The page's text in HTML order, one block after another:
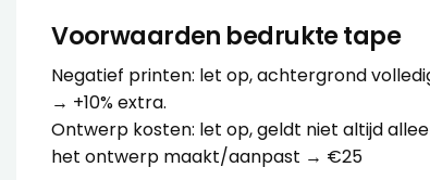
Voorwaarden bedrukte tape
Negatief printen: let op, achtergrond
→ +10% extra.
Ontwerp kosten: let op, geldt niet altijd
het ontwerp maakt/aanpast → €25